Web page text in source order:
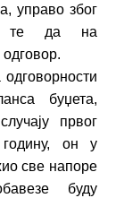
управо због
те да на
буџета,
првог
годину, он у
све напоре
буду